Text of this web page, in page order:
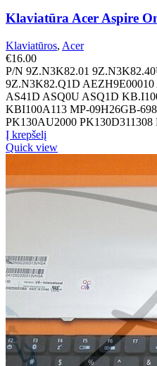
Klaviatūra Acer Aspire
Klaviatūros, Acer
€16.00
P/N 9Z.N3K82.01
9Z.N3K82.Q1D
AS41D ASQ0U ASQ1D
KBI100A113 MP-09H26GB-
PK130AU2000
Į krepšelį
Quick view